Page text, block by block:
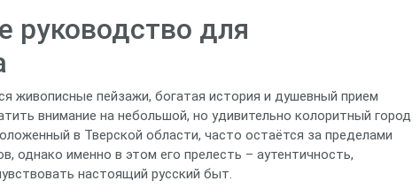
руководство для
живописные пейзажи, богатая история и душевный прием
внимание на небольшой, но удивительно колоритный город
в Тверской области, часто остаётся за пределами
однако именно в этом его прелесть – аутентичность,
настоящий русский быт.